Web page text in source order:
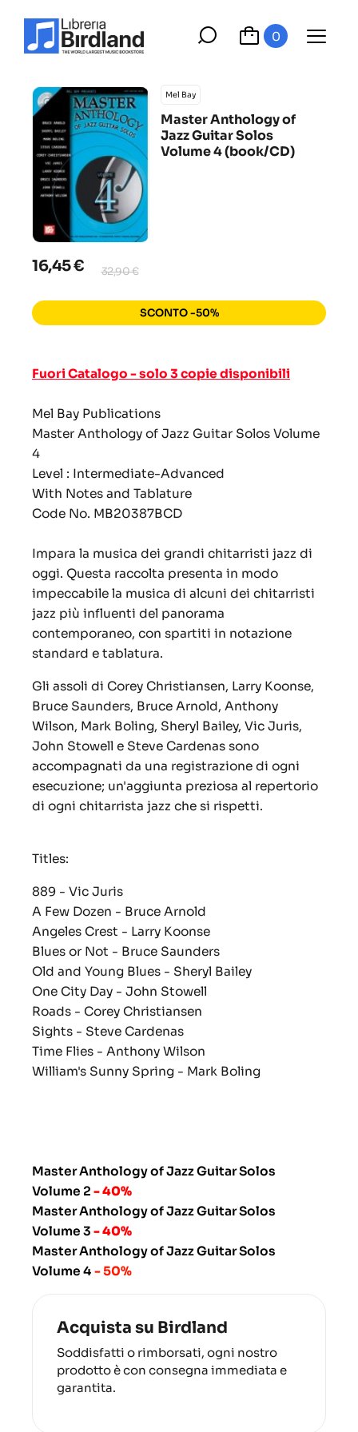
0
Mel Bay
Master Anthology of
Jazz Guitar Solos
Volume 4 (book/CD)
16,45 € 32,90 €
SCONTO -50%
Fuori Catalogo - solo 3 copie disponibili
Mel Bay Publications
Master Anthology of Jazz Guitar Solos Volume
4
Level : Intermediate-Advanced
With Notes and Tablature
Code No. MB20387BCD
Impara la musica dei grandi chitarristi jazz di
oggi. Questa raccolta presenta in modo
impeccabile la musica di alcuni dei chitarristi
jazz più influenti del panorama
contemporaneo, con spartiti in notazione
standard e tablatura.
Gli assoli di Corey Christiansen, Larry Koonse,
Bruce Saunders, Bruce Arnold, Anthony
Wilson, Mark Boling, Sheryl Bailey, Vic Juris,
John Stowell e Steve Cardenas sono
accompagnati da una registrazione di ogni
esecuzione; un'aggiunta preziosa al repertorio
di ogni chitarrista jazz che si rispetti.
Titles:
889 - Vic Juris
A Few Dozen - Bruce Arnold
Angeles Crest - Larry Koonse
Blues or Not - Bruce Saunders
Old and Young Blues - Sheryl Bailey
One City Day - John Stowell
Roads - Corey Christiansen
Sights - Steve Cardenas
Time Flies - Anthony Wilson
William's Sunny Spring - Mark Boling
Master Anthology of Jazz Guitar Solos
Volume 2 - 40%
Master Anthology of Jazz Guitar Solos
Volume 3 - 40%
Master Anthology of Jazz Guitar Solos
Volume 4 - 50%
Acquista su Birdland
Soddisfatti o rimborsati, ogni nostro
prodotto è con consegna immediata e
garantita.